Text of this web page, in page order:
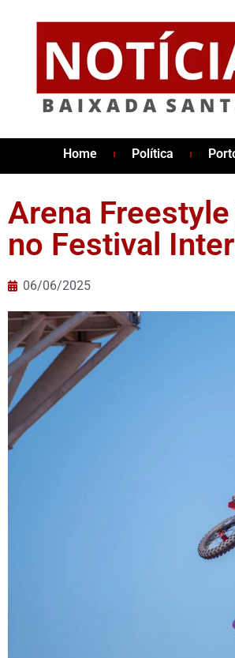
Home Política
Arena
no Festival
06/06/2025